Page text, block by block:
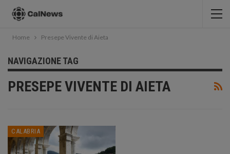
Home Presepe Vivente di Aieta
NAVIGAZIONE TAG
PRESEPE VIVENTE DI AIETA
CALABRIA